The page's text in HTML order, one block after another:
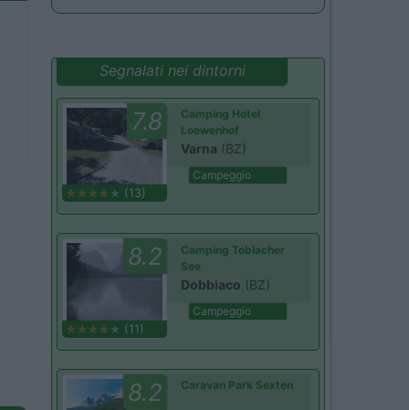
Segnalati nei dintorni
7.8
(13)
Camping Hotel
Loewenhof
Varna (BZ)
Campeggio
8.2
(11)
Camping Toblacher
See
Dobbiaco (BZ)
Campeggio
8.2 Caravan Park Sexten